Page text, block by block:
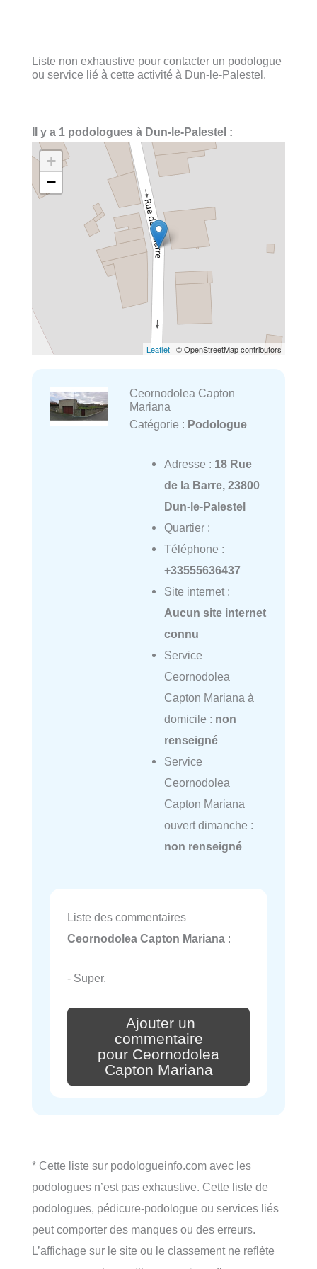
Liste non exhaustive pour contacter un podologue
ou service lié à cette activité à Dun-le-Palestel.
Il y a 1 podologues à Dun-le-Palestel :
+
−
Leaflet | © OpenStreetMap contributors
Ceornodolea Capton
Mariana
Catégorie : Podologue
Adresse : 18 Rue
de la Barre, 23800
Dun-le-Palestel
Quartier :
Téléphone :
+33555636437
Site internet :
Aucun site internet
connu
Service
Ceornodolea
Capton Mariana à
domicile : non
renseigné
Service
Ceornodolea
Capton Mariana
ouvert dimanche :
non renseigné
Liste des commentaires
Ceornodolea Capton Mariana :
- Super.
Ajouter un
commentaire
pour Ceornodolea
Capton Mariana
* Cette liste sur podologueinfo.com avec les
podologues n’est pas exhaustive. Cette liste de
podologues, pédicure-podologue ou services liés
peut comporter des manques ou des erreurs.
L’affichage sur le site ou le classement ne reflète